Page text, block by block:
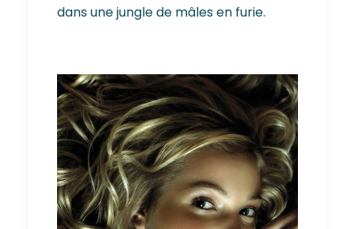
dans une jungle de mâles en furie.